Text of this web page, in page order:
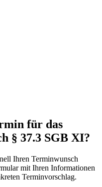
für das
§ 37.3 SGB XI?
Ihren Terminwunsch
mit Ihren Informationen
Terminvorschlag.